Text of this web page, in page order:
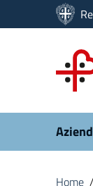
Vai ai
Vai al
Vai al footer
Home /